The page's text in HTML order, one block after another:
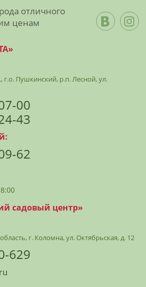
отличного
ценам
г.о. Пушкинский, р.п. Лесной, ул.
00
43
62
садовый центр»
г. Коломна, ул. Октябрьская, д. 12
629